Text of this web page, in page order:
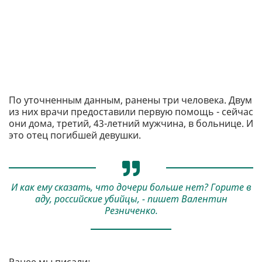
По уточненным данным, ранены три человека. Двум
из них врачи предоставили первую помощь - сейчас
они дома, третий, 43-летний мужчина, в больнице. И
это отец погибшей девушки.
И как ему сказать, что дочери больше нет? Горите в
аду, российские убийцы, - пишет Валентин
Резниченко.